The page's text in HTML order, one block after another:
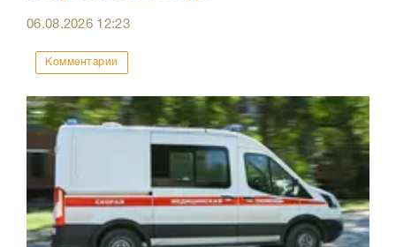
06.08.2026 12:23
Комментарии